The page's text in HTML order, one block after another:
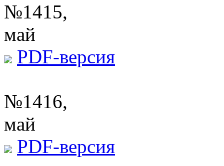
№1415,
май
PDF-версия
№1416,
май
PDF-версия